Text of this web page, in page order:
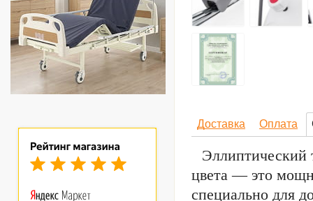
Доставка Оплата
Эллиптический
цвета — это
специально для